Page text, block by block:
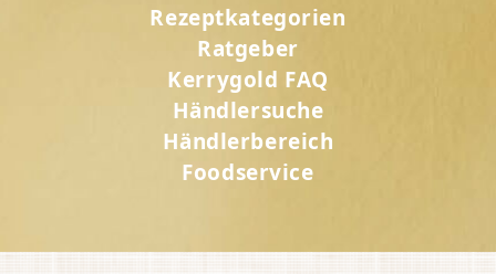
Rezeptkategorien
Ratgeber
Kerrygold FAQ
Händlersuche
Händlerbereich
Foodservice